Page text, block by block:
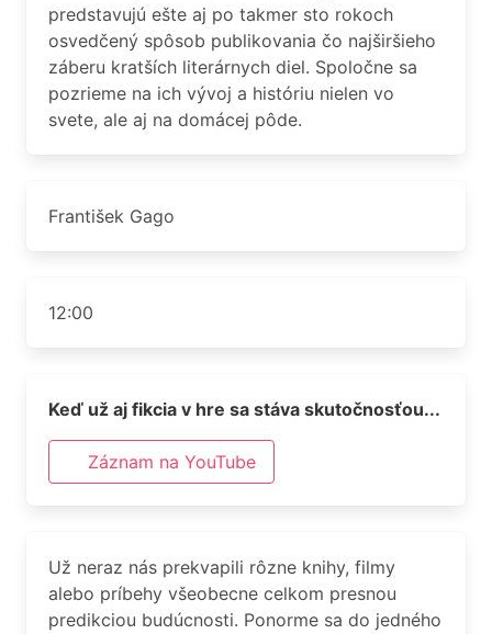
predstavujú ešte aj po takmer sto rokoch
osvedčený spôsob publikovania čo najširšieho
záberu kratších literárnych diel. Spoločne sa
pozrieme na ich vývoj a históriu nielen vo
svete, ale aj na domácej pôde.
František Gago
12:00
Keď už aj fikcia v hre sa stáva skutočnosťou...
Záznam na YouTube
Už neraz nás prekvapili rôzne knihy, filmy
alebo príbehy všeobecne celkom presnou
predikciou budúcnosti. Ponorme sa do jedného